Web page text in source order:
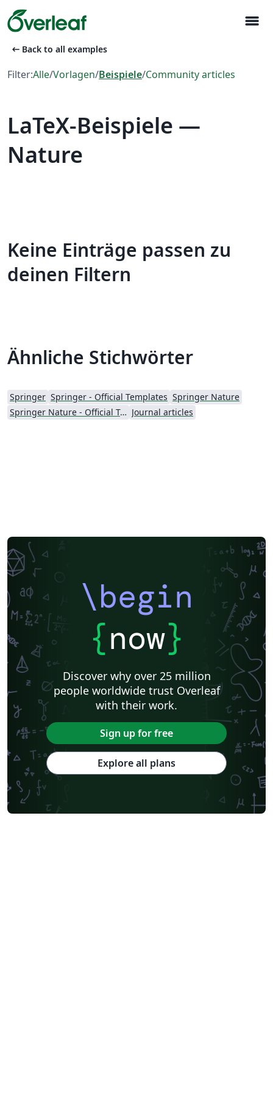
menu
arrow_left_alt Back to all examples
Filter:Alle/Vorlagen/Beispiele/Community articles
LaTeX-Beispiele —
Nature
Keine Einträge passen zu
deinen Filtern
Ähnliche Stichwörter
Springer Springer - Official Templates Springer Nature
Springer Nature - Official Templates Journal articles
\begin
{now}
Discover why over 25 million
people worldwide trust Overleaf
with their work.
Sign up for free
Explore all plans